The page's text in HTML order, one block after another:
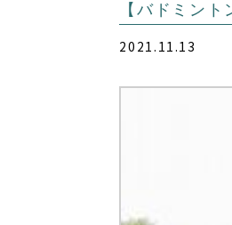
【バドミン
2021.11.13